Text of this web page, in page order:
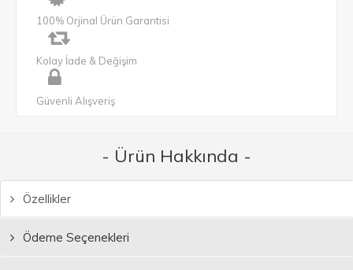
100% Orjinal Ürün Garantisi
Kolay İade & Değişim
Güvenli Alışveriş
- Ürün Hakkında -
Özellikler
Ödeme Seçenekleri